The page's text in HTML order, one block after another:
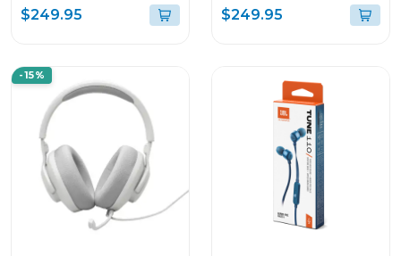
mxst40b
$249.95
inalambrico s400
$249.95
-15%